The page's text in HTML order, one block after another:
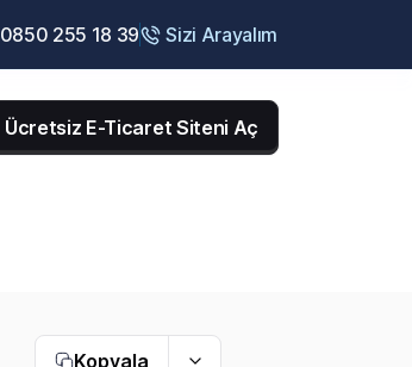
0850 255 18 39 Sizi Arayalım
Ücretsiz E-Ticaret Siteni Aç
Kopyala